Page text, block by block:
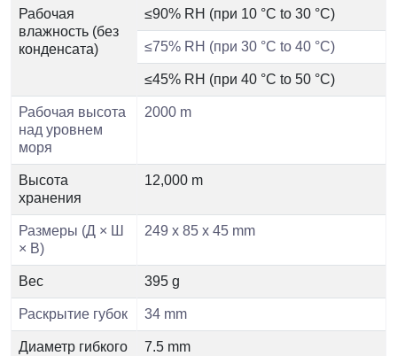
Рабочая
влажность (без
конденсата)
≤90% RH (при 10 °C to 30 °C)
≤75% RH (при 30 °C to 40 °C)
≤45% RH (при 40 °C to 50 °C)
Рабочая высота
над уровнем
моря
2000 m
Высота
хранения
12,000 m
Размеры (Д × Ш
× В)
249 x 85 x 45 mm
Вес 395 g
Раскрытие губок 34 mm
Диаметр гибкого
7.5 mm